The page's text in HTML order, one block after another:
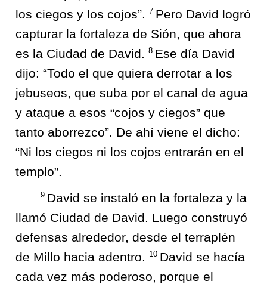
los ciegos y los cojos”.
7 Pero David logró
capturar la fortaleza de Sión, que ahora
es la Ciudad de David. 8 Ese día David
dijo: “Todo el que quiera derrotar a los
jebuseos, que suba por el canal de agua
y ataque a esos “cojos y ciegos” que
tanto aborrezco”. De ahí viene el dicho:
“Ni los ciegos ni los cojos entrarán en el
templo”.
9 David se instaló en la fortaleza y la
llamó Ciudad de David. Luego construyó
defensas alrededor, desde el terraplén
de Millo hacia adentro.
10 David se hacía
cada vez más poderoso, porque el